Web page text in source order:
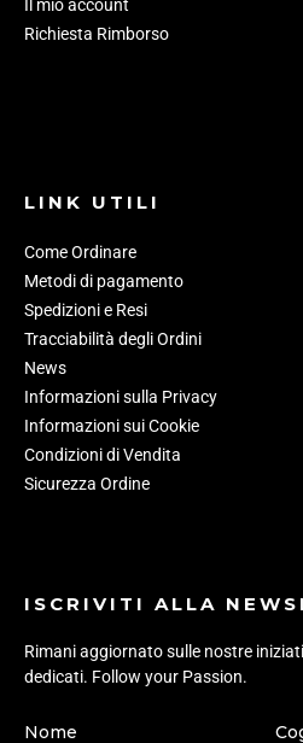
Il mio account
Richiesta Rimborso
LINK UTILI
Come Ordinare
Metodi di pagamento
Spedizioni e Resi
Tracciabilità degli Ordini
News
Informazioni sulla Privacy
Informazioni sui Cookie
Condizioni di Vendita
Sicurezza Ordine
ISCRIVITI ALLA
Rimani aggiornato sulle nostre
dedicati. Follow your Passion.
Nome